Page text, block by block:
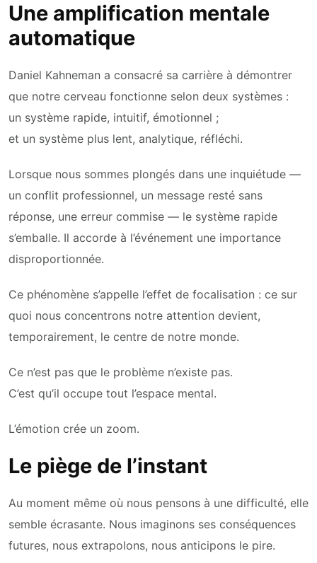
Une amplification mentale
automatique
Daniel Kahneman a consacré sa carrière à démontrer
que notre cerveau fonctionne selon deux systèmes :
un système rapide, intuitif, émotionnel ;
et un système plus lent, analytique, réfléchi.
Lorsque nous sommes plongés dans une inquiétude —
un conflit professionnel, un message resté sans
réponse, une erreur commise — le système rapide
s’emballe. Il accorde à l’événement une importance
disproportionnée.
Ce phénomène s’appelle l’effet de focalisation : ce sur
quoi nous concentrons notre attention devient,
temporairement, le centre de notre monde.
Ce n’est pas que le problème n’existe pas.
C’est qu’il occupe tout l’espace mental.
L’émotion crée un zoom.
Le piège de l’instant
Au moment même où nous pensons à une difficulté, elle
semble écrasante. Nous imaginons ses conséquences
futures, nous extrapolons, nous anticipons le pire.